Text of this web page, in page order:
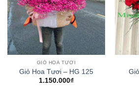
GIỎ HOA TƯƠI
Giỏ Hoa Tươi – HG 125
1.150.000₫